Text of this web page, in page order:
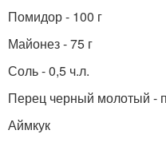
Помидор - 100 г
Майонез - 75 г
Соль - 0,5 ч.л.
Перец черный молотый -
Аймкук